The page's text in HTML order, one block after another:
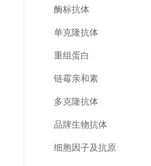
酶标抗体
单克隆抗体
重组蛋白
链霉亲和素
多克隆抗体
品牌生物抗体
细胞因子及抗原